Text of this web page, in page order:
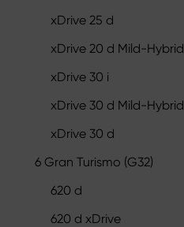
xDrive 25 d
xDrive 20 d Mild-Hybrid
xDrive 30 i
xDrive 30 d Mild-Hybrid
xDrive 30 d
6 Gran Turismo (G32)
620 d
620 d xDrive